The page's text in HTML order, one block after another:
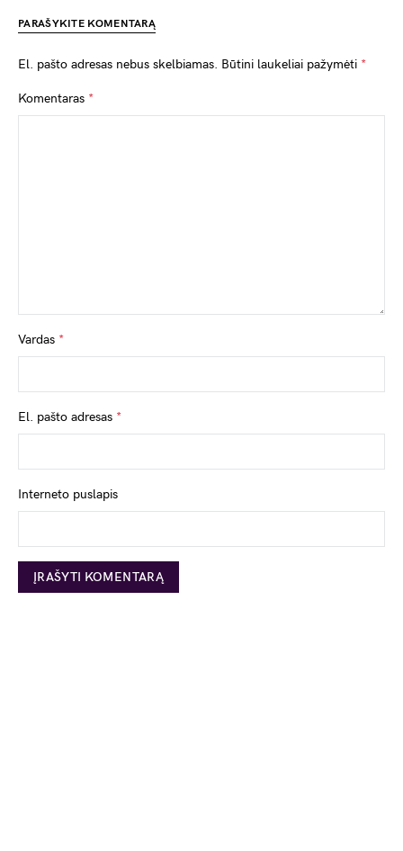
PARAŠYKITE KOMENTARĄ
El. pašto adresas nebus skelbiamas. Būtini laukeliai pažymėti *
Komentaras *
Vardas *
El. pašto adresas *
Interneto puslapis